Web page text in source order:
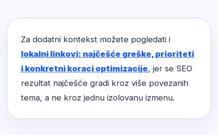
Za dodatni kontekst možete pogledati i
lokalni linkovi: najčešće greške, prioriteti
i konkretni koraci optimizacije, jer se SEO
rezultat najčešće gradi kroz više povezanih
tema, a ne kroz jednu izolovanu izmenu.